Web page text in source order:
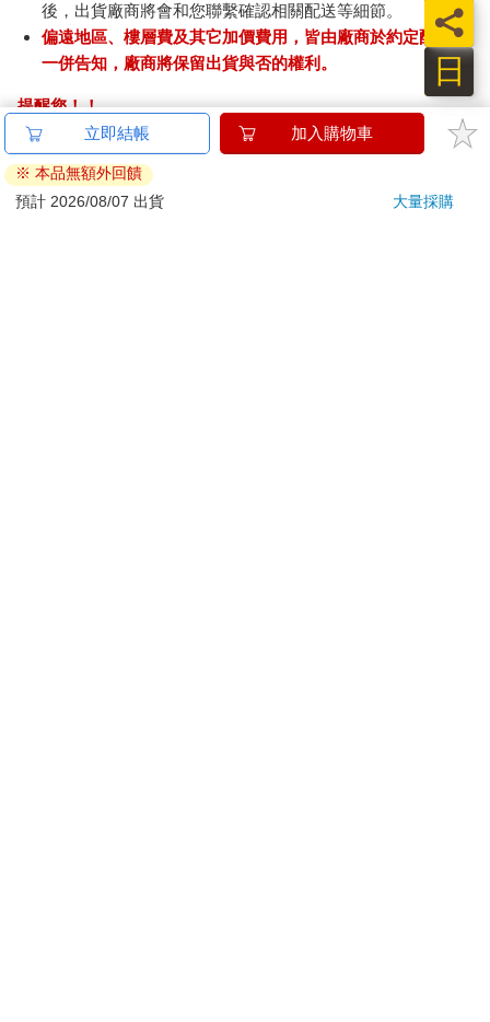
後，出貨廠商將會和您聯繫確認相關配送等細節。
偏遠地區、樓層費及其它加價費用，皆由廠商於約定配送時
一併告知，廠商將保留出貨與否的權利。
提醒您！！
金石堂及銀行均不會請您操作ATM! 如接獲電話要求您前往
ATM提款機，請不要聽從指示，以免受騙上當！
退換貨須知：
日
員